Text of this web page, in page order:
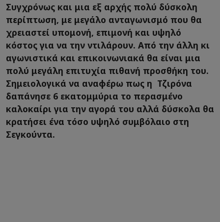
Συγχρόνως και μια εξ αρχής πολύ δύσκολη
περίπτωση, με μεγάλο ανταγωνισμό που θα
χρειαστεί υπομονή, επιμονή και υψηλό
κόστος για να την ντιλάρουν. Από την άλλη κι
αγωνιστικά και επικοινωνιακά θα είναι μια
πολύ μεγάλη επιτυχία πιθανή προσθήκη του.
Σημειολογικά να αναφέρω πως η Τζιρόνα
δαπάνησε 6 εκατομμύρια το περασμένο
καλοκαίρι για την αγορά του αλλά δύσκολα θα
κρατήσει ένα τόσο υψηλό συμβόλαιο στη
Σεγκούντα.